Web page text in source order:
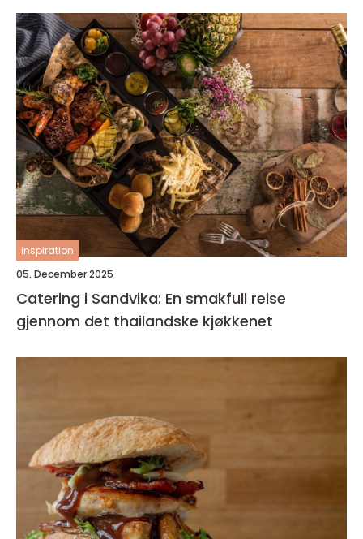
inspiration
05. December 2025
Catering i Sandvika: En smakfull reise
gjennom det thailandske kjøkkenet